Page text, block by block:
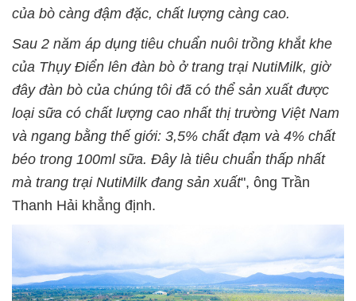
của bò càng đậm đặc, chất lượng càng cao.
Sau 2 năm áp dụng tiêu chuẩn nuôi trồng khắt khe
của Thụy Điển lên đàn bò ở trang trại NutiMilk, giờ
đây đàn bò của chúng tôi đã có thể sản xuất được
loại sữa có chất lượng cao nhất thị trường Việt Nam
và ngang bằng thế giới: 3,5% chất đạm và 4% chất
béo trong 100ml sữa. Đây là tiêu chuẩn thấp nhất
mà trang trại NutiMilk đang sản xuất", ông Trần
Thanh Hải khẳng định.